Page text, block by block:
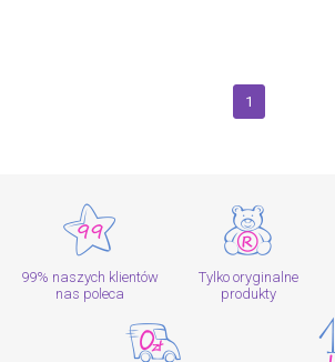
1
99% naszych klientów
nas poleca
Tylko oryginalne
produkty